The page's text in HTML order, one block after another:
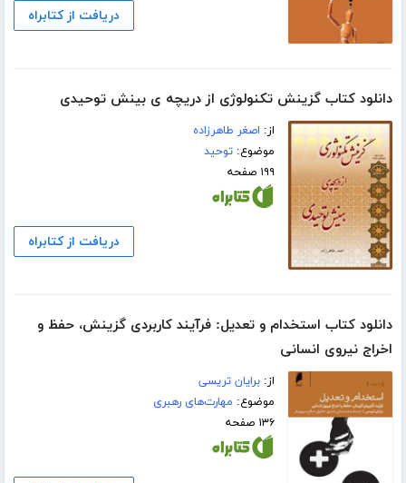
دریافت از کتابراه
دانلود کتاب گزینش تکنولوژی از دریچه ی بینش توحیدی
از: اصغر طاهرزاده
موضوع:توحید
۱۹۹ صفحه
دریافت از کتابراه
دانلود کتاب استخدام و تعدیل: فرآیند کاربردی گزینش، حفظ و
اخراج نیروی انسانی
از:برایان تریسی
موضوع: مهارت‌های رهبری
۱۳۶ صفحه